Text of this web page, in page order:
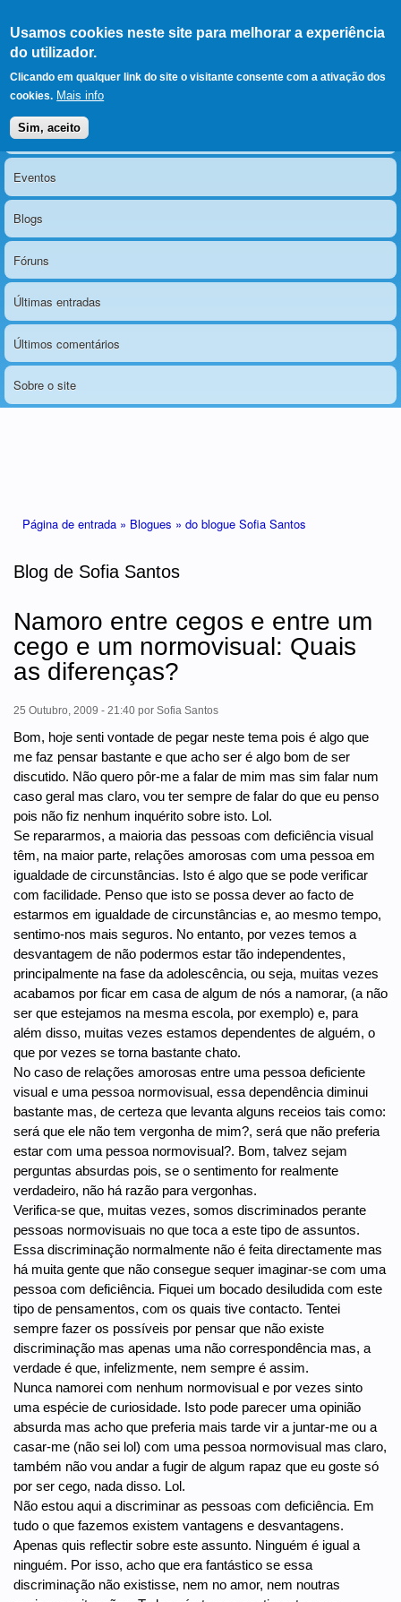
Usamos cookies neste site para melhorar a experiência
do utilizador.
Clicando em qualquer link do site o visitante consente com a ativação dos
cookies. Mais info
Sim, aceito
LERPARAVER , ir para a
página principal
O portal da visão diferente
Menu principal
Notícias
Eventos
Blogs
Fóruns
Últimas entradas
Últimos comentários
Sobre o site
Página de entrada » Blogues » do blogue Sofia Santos
Blog de Sofia Santos
Namoro entre cegos e entre um
cego e um normovisual: Quais
as diferenças?
25 Outubro, 2009 - 21:40 por Sofia Santos
Bom, hoje senti vontade de pegar neste tema pois é algo que
me faz pensar bastante e que acho ser é algo bom de ser
discutido. Não quero pôr-me a falar de mim mas sim falar num
caso geral mas claro, vou ter sempre de falar do que eu penso
pois não fiz nenhum inquérito sobre isto. Lol.
Se repararmos, a maioria das pessoas com deficiência visual
têm, na maior parte, relações amorosas com uma pessoa em
igualdade de circunstâncias. Isto é algo que se pode verificar
com facilidade. Penso que isto se possa dever ao facto de
estarmos em igualdade de circunstâncias e, ao mesmo tempo,
sentimo-nos mais seguros. No entanto, por vezes temos a
desvantagem de não podermos estar tão independentes,
principalmente na fase da adolescência, ou seja, muitas vezes
acabamos por ficar em casa de algum de nós a namorar, (a não
ser que estejamos na mesma escola, por exemplo) e, para
além disso, muitas vezes estamos dependentes de alguém, o
que por vezes se torna bastante chato.
No caso de relações amorosas entre uma pessoa deficiente
visual e uma pessoa normovisual, essa dependência diminui
bastante mas, de certeza que levanta alguns receios tais como:
será que ele não tem vergonha de mim?, será que não preferia
estar com uma pessoa normovisual?. Bom, talvez sejam
perguntas absurdas pois, se o sentimento for realmente
verdadeiro, não há razão para vergonhas.
Verifica-se que, muitas vezes, somos discriminados perante
pessoas normovisuais no que toca a este tipo de assuntos.
Essa discriminação normalmente não é feita directamente mas
há muita gente que não consegue sequer imaginar-se com uma
pessoa com deficiência. Fiquei um bocado desiludida com este
tipo de pensamentos, com os quais tive contacto. Tentei
sempre fazer os possíveis por pensar que não existe
discriminação mas apenas uma não correspondência mas, a
verdade é que, infelizmente, nem sempre é assim.
Nunca namorei com nenhum normovisual e por vezes sinto
uma espécie de curiosidade. Isto pode parecer uma opinião
absurda mas acho que preferia mais tarde vir a juntar-me ou a
casar-me (não sei lol) com uma pessoa normovisual mas claro,
também não vou andar a fugir de algum rapaz que eu goste só
por ser cego, nada disso. Lol.
Não estou aqui a discriminar as pessoas com deficiência. Em
tudo o que fazemos existem vantagens e desvantagens.
Apenas quis reflectir sobre este assunto. Ninguém é igual a
ninguém. Por isso, acho que era fantástico se essa
discriminação não existisse, nem no amor, nem noutras